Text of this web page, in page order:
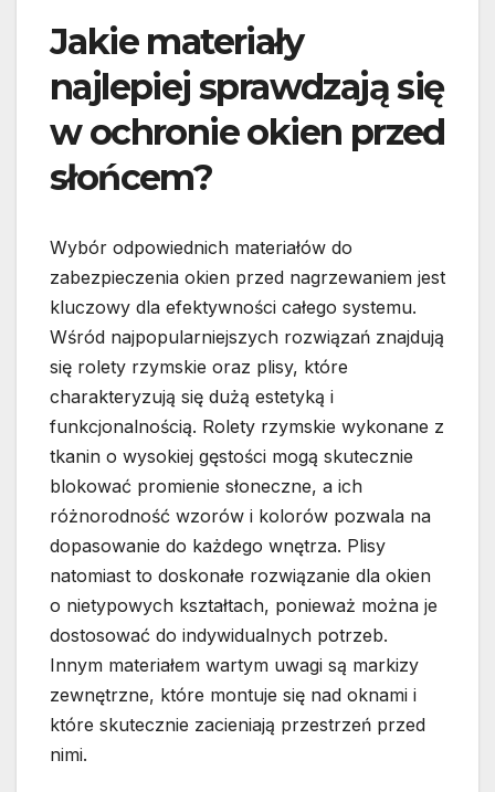
Jakie materiały
najlepiej sprawdzają się
w ochronie okien przed
słońcem?
Wybór odpowiednich materiałów do
zabezpieczenia okien przed nagrzewaniem jest
kluczowy dla efektywności całego systemu.
Wśród najpopularniejszych rozwiązań znajdują
się rolety rzymskie oraz plisy, które
charakteryzują się dużą estetyką i
funkcjonalnością. Rolety rzymskie wykonane z
tkanin o wysokiej gęstości mogą skutecznie
blokować promienie słoneczne, a ich
różnorodność wzorów i kolorów pozwala na
dopasowanie do każdego wnętrza. Plisy
natomiast to doskonałe rozwiązanie dla okien
o nietypowych kształtach, ponieważ można je
dostosować do indywidualnych potrzeb.
Innym materiałem wartym uwagi są markizy
zewnętrzne, które montuje się nad oknami i
które skutecznie zacieniają przestrzeń przed
nimi.